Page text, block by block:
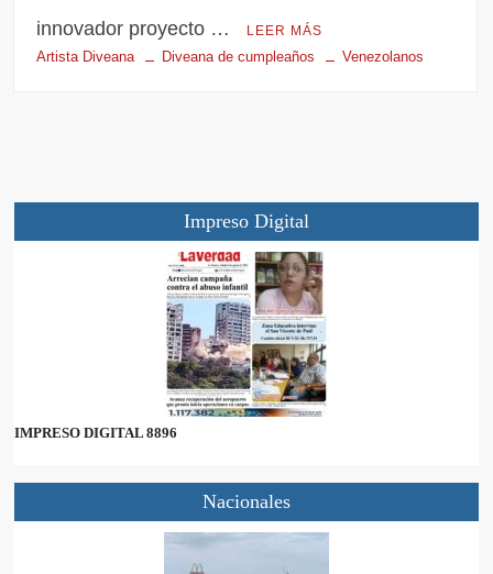
innovador proyecto …
LEER MÁS
Artista Diveana Diveana de cumpleaños Venezolanos
Impreso Digital
IMPRESO DIGITAL 8896
Nacionales